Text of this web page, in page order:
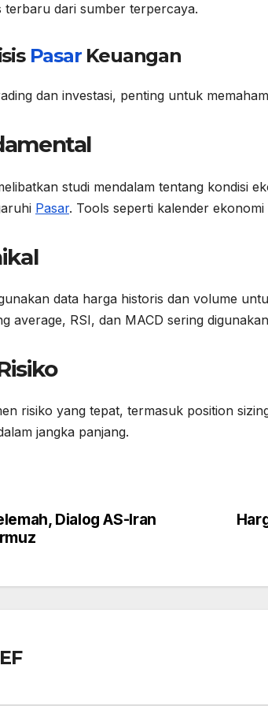
terbaru dari sumber terpercaya.
PasarKeuangan
dan investasi, penting untuk
studi mendalam tentang kondisi
Pasar. Tools seperti kalender
data harga historis dan volume
average, RSI, dan MACD sering
risiko yang tepat, termasuk position
jangka panjang.
Dialog AS-Iran